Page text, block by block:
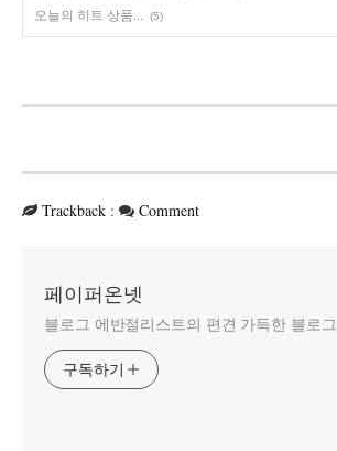
오늘의 히트 상품... (5)
Trackback : Comment
페이퍼온넷
블로그 에반절리스트의 편견 가득한 블로그
구독하기